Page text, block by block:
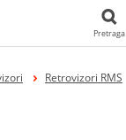
Pretraga
Retrovizori RMS